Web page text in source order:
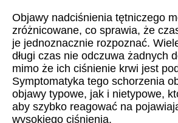
Objawy nadciśnienia tętniczego
zróżnicowane, co sprawia, że
je jednoznacznie rozpoznać.
długi czas nie odczuwa żadnych
mimo że ich ciśnienie krwi jest
Symptomatyka tego schorzenia
objawy typowe, jak i nietypowe,
aby szybko reagować na
wysokiego ciśnienia.